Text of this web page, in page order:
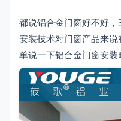
都说铝合金门窗好不好
安装技术对门窗产品来
单说一下铝合金门窗安装